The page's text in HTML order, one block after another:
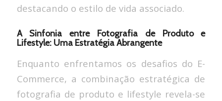
destacando o estilo de vida associado.
A Sinfonia entre Fotografia de Produto e
Lifestyle: Uma Estratégia Abrangente
Enquanto enfrentamos os desafios do E-
Commerce, a combinação estratégica de
fotografia de produto e lifestyle revela-se